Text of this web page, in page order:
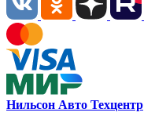
Нильсон Авто Техцентр